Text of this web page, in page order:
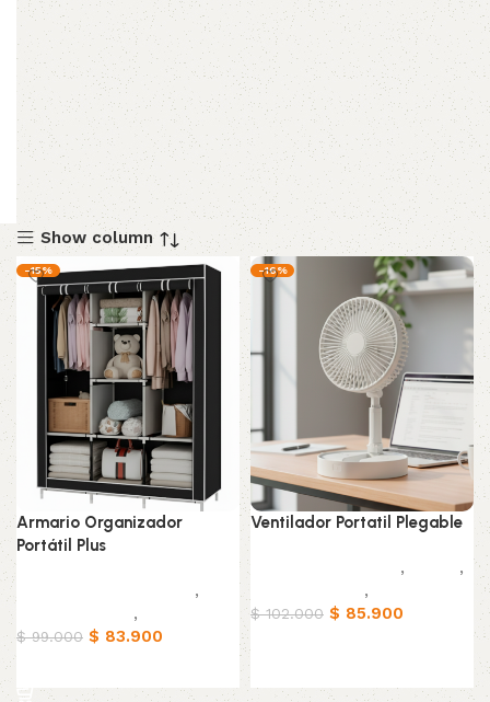
Show column
-15%
Armario Organizador
Portátil Plus
,
,
$99.000 $ 83.900
-16%
Ventilador Portatil Plegable
,
,
,
$102.000 $ 85.900